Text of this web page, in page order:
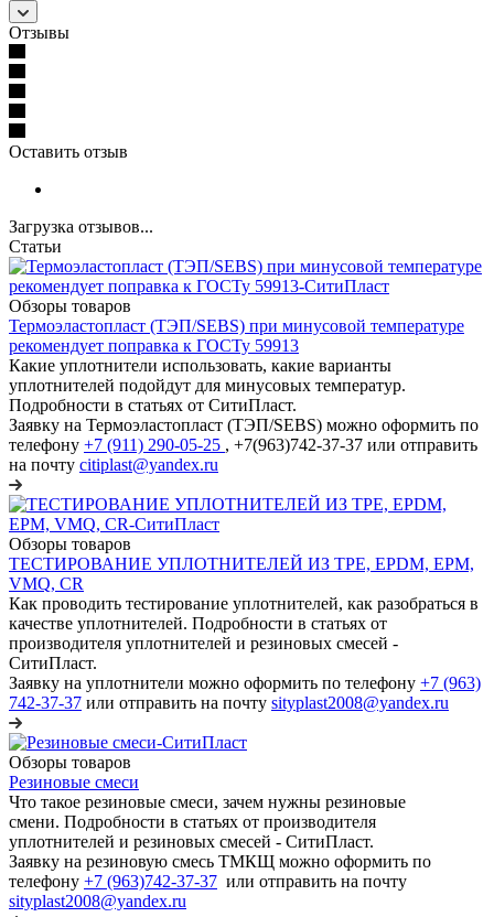
Отзывы
Оставить отзыв
Загрузка отзывов...
Статьи
Обзоры товаров
Термоэластопласт (ТЭП/SEBS) при минусовой температуре
рекомендует поправка к ГОСТу 59913
Какие уплотнители использовать, какие варианты
уплотнителей подойдут для минусовых температур.
Подробности в статьях от СитиПласт.
Заявку на Термоэластопласт (ТЭП/SEBS) можно оформить по
телефону +7 (911) 290-05-25 , +7(963)742-37-37 или отправить
на почту citiplast@yandex.ru
Обзоры товаров
ТЕСТИРОВАНИЕ УПЛОТНИТЕЛЕЙ ИЗ TPE, EPDM, EPM,
VMQ, CR
Как проводить тестирование уплотнителей, как разобраться в
качестве уплотнителей. Подробности в статьях от
производителя уплотнителей и резиновых смесей -
СитиПласт.
Заявку на уплотнители можно оформить по телефону +7 (963)
742-37-37 или отправить на почту sityplast2008@yandex.ru
Обзоры товаров
Резиновые смеси
Что такое резиновые смеси, зачем нужны резиновые
смени. Подробности в статьях от производителя
уплотнителей и резиновых смесей - СитиПласт.
Заявку на резиновую смесь ТМКЩ можно оформить по
телефону +7 (963)742-37-37 или отправить на почту
sityplast2008@yandex.ru